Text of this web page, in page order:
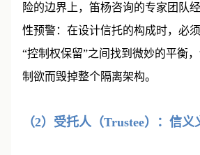
险的边界上，笛杨咨询的专家团队
性预警：在设计信托的构成时，必
“控制权保留”之间找到微妙的平衡
制欲而毁掉整个隔离架构。
（2）受托人（Trustee）：信